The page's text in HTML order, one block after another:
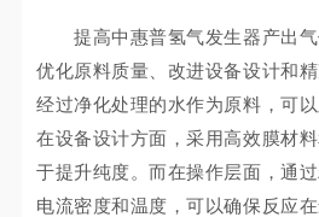
提高中惠普氢气发生器产出气
优化原料质量、改进设备设计和
经过净化处理的水作为原料，可以
在设备设计方面，采用高效膜材
于提升纯度。而在操作层面，通
电流密度和温度，可以确保反应